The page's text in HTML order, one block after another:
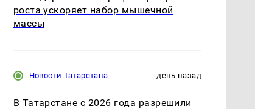
роста ускоряет набор мышечной
массы
Новости Татарстана день назад
В Татарстане с 2026 года разрешили